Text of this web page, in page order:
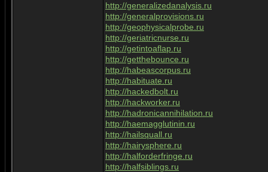
http://generalizedanalysis.ru
http://generalprovisions.ru
http://geophysicalprobe.ru
http://geriatricnurse.ru
http://getintoaflap.ru
http://getthebounce.ru
http://habeascorpus.ru
http://habituate.ru
http://hackedbolt.ru
http://hackworker.ru
http://hadronicannihilation.ru
http://haemagglutinin.ru
http://hailsquall.ru
http://hairysphere.ru
http://halforderfringe.ru
http://halfsiblings.ru